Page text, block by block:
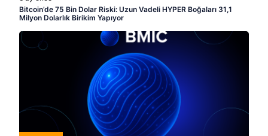
Bitcoin’de 75 Bin Dolar Riski: Uzun Vadeli HYPER Boğaları 31,1
Milyon Dolarlık Birikim Yapıyor